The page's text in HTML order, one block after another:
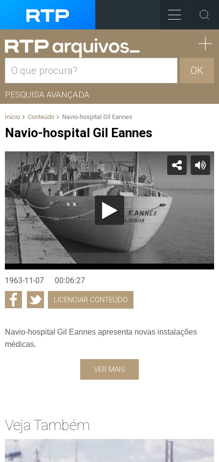
OK
PESQUISA AVANÇADA
Início Conteúdo Navio-hospital Gil Eannes
Navio-hospital Gil Eannes
1963-11-07 00:06:27
LICENCIAR CONTEÚDO
Navio-hospital Gil Eannes apresenta novas instalações
médicas.
VER MAIS
Veja Também